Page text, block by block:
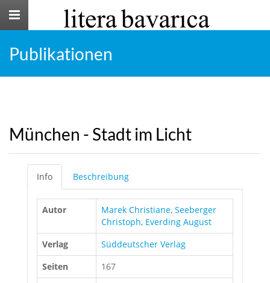
Toggle
Publikationen
München - Stadt im Licht
Info Beschreibung
Autor Marek Christiane, Seeberger
Christoph, Everding August
Verlag
Süddeutscher Verlag
Seiten
167